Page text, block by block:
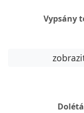
Vypsány